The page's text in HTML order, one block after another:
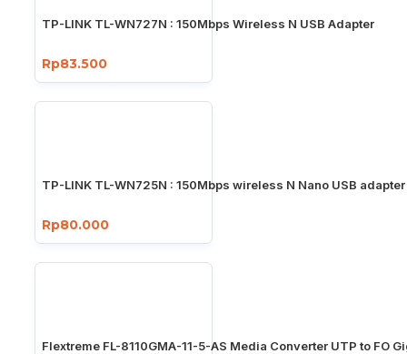
TP-LINK TL-WN727N : 150Mbps Wireless N USB Adapter
Rp83.500
TP-LINK TL-WN725N : 150Mbps wireless N Nano USB adapter
Rp80.000
Flextreme FL-8110GMA-11-5-AS Media Converter UTP to FO